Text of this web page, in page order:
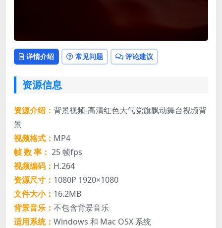
详情介绍 常见问题 评论建议
资源信息
资源介绍： 背景视频-高清红色大气党旗飘动舞台视频背
景
视频格式： MP4
帧 数 率： 25 帧fps
视频编码： H.264
资源尺寸： 1080P 1920×1080
文件大小： 16.2MB
背景音乐： 不包含背景音乐
适用系统： Windows 和 Mac OSX 系统